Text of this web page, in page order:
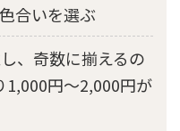
合いを選ぶ
、奇数に揃えるの
1,000円～2,000円が